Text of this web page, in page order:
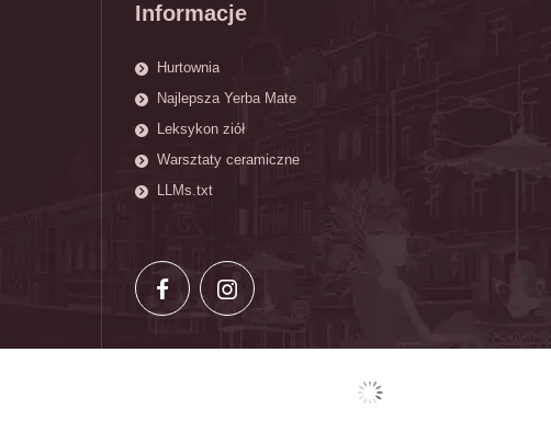
Informacje
Hurtownia
Najlepsza Yerba Mate
Leksykon ziół
Warsztaty ceramiczne
LLMs.txt